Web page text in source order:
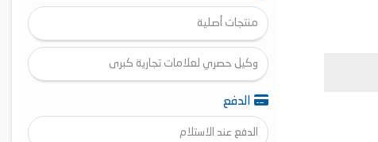
منتجات أصلية
وكيل حصري لعلامات تجارية كبرى
الدفع
الدفع عند الاستلام